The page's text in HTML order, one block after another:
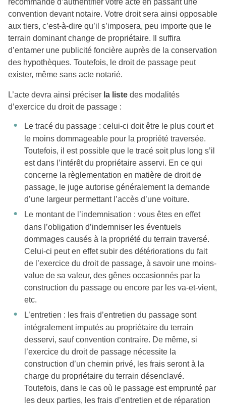
convention devant notaire. Votre droit sera ainsi opposable
aux tiers, c’est-à-dire qu’il s’imposera, peu importe que le
terrain dominant change de propriétaire. Il suffira
d’entamer une publicité foncière auprès de la conservation
des hypothèques. Toutefois, le droit de passage peut
exister, même sans acte notarié.
L’acte devra ainsi préciser la liste des modalités
d’exercice du droit de passage :
Le tracé du passage : celui-ci doit être le plus court et
le moins dommageable pour la propriété traversée.
Toutefois, il est possible que le tracé soit plus long s’il
est dans l’intérêt du propriétaire asservi. En ce qui
concerne la règlementation en matière de droit de
passage, le juge autorise généralement la demande
d’une largeur permettant l’accès d’une voiture.
Le montant de l’indemnisation : vous êtes en effet
dans l’obligation d’indemniser les éventuels
dommages causés à la propriété du terrain traversé.
Celui-ci peut en effet subir des détériorations du fait
de l’exercice du droit de passage, à savoir une moins-
value de sa valeur, des gênes occasionnés par la
construction du passage ou encore par les va-et-vient,
etc.
L’entretien : les frais d’entretien du passage sont
intégralement imputés au propriétaire du terrain
desservi, sauf convention contraire. De même, si
l’exercice du droit de passage nécessite la
construction d’un chemin privé, les frais seront à la
charge du propriétaire du terrain désenclavé.
Toutefois, dans le cas où le passage est emprunté par
les deux parties, les frais d’entretien et de réparation